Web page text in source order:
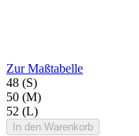
Zur Maßtabelle
48 (S)
50 (M)
52 (L)
In den Warenkorb